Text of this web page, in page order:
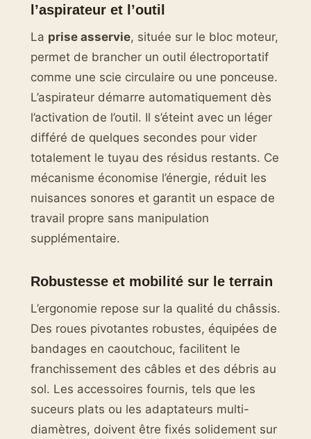
l’aspirateur et l’outil
La prise asservie, située sur le bloc moteur,
permet de brancher un outil électroportatif
comme une scie circulaire ou une ponceuse.
L’aspirateur démarre automatiquement dès
l’activation de l’outil. Il s’éteint avec un léger
différé de quelques secondes pour vider
totalement le tuyau des résidus restants. Ce
mécanisme économise l’énergie, réduit les
nuisances sonores et garantit un espace de
travail propre sans manipulation
supplémentaire.
Robustesse et mobilité sur le terrain
L’ergonomie repose sur la qualité du châssis.
Des roues pivotantes robustes, équipées de
bandages en caoutchouc, facilitent le
franchissement des câbles et des débris au
sol. Les accessoires fournis, tels que les
suceurs plats ou les adaptateurs multi-
diamètres, doivent être fixés solidement sur